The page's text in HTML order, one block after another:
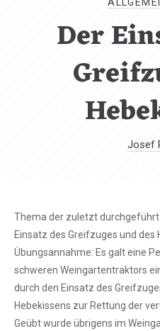
Der
Josef
Thema der zuletzt
Einsatz des Greifzuges und des
Übungsannahme: Es galt eine
schweren Weingartentraktors
durch den Einsatz des
Hebekissens zur Rettung der
Geübt wurde übrigens im